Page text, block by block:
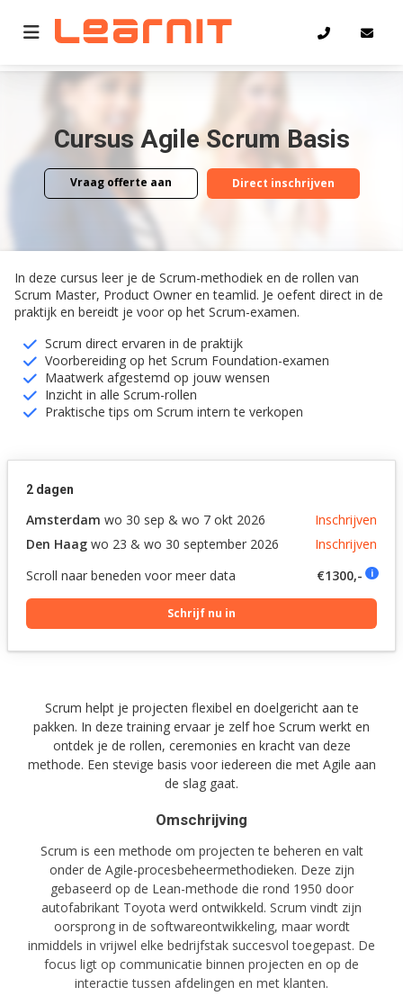
Home Agile Scrum Basis
Cursus Agile Scrum Basis
Vraag offerte aan Direct inschrijven
Vraag offerte aan Direct inschrijven
In deze cursus leer je de Scrum-methodiek en de rollen van
Scrum Master, Product Owner en teamlid. Je oefent direct in de
praktijk en bereidt je voor op het Scrum-examen.
Scrum direct ervaren in de praktijk
Voorbereiding op het Scrum Foundation-examen
Maatwerk afgestemd op jouw wensen
Inzicht in alle Scrum-rollen
Praktische tips om Scrum intern te verkopen
2 dagen
Amsterdam wo 30 sep & wo 7 okt 2026
Inschrijven
Den Haag wo 23 & wo 30 september 2026
Inschrijven
Scroll naar beneden voor meer data
€1300,- i
Schrijf nu in
Scrum helpt je projecten flexibel en doelgericht aan te
pakken. In deze training ervaar je zelf hoe Scrum werkt en
ontdek je de rollen, ceremonies en kracht van deze
methode. Een stevige basis voor iedereen die met Agile aan
de slag gaat.
Omschrijving
Scrum is een methode om projecten te beheren en valt
onder de Agile-procesbeheermethodieken. Deze zijn
gebaseerd op de Lean-methode die rond 1950 door
autofabrikant Toyota werd ontwikkeld. Scrum vindt zijn
oorsprong in de softwareontwikkeling, maar wordt
inmiddels in vrijwel elke bedrijfstak succesvol toegepast. De
focus ligt op communicatie binnen projecten en op de
interactie tussen afdelingen en met klanten.